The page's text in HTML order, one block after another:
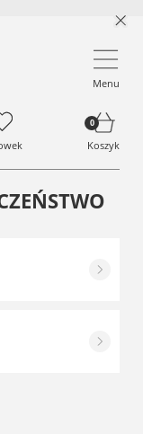
Menu
Koszyk